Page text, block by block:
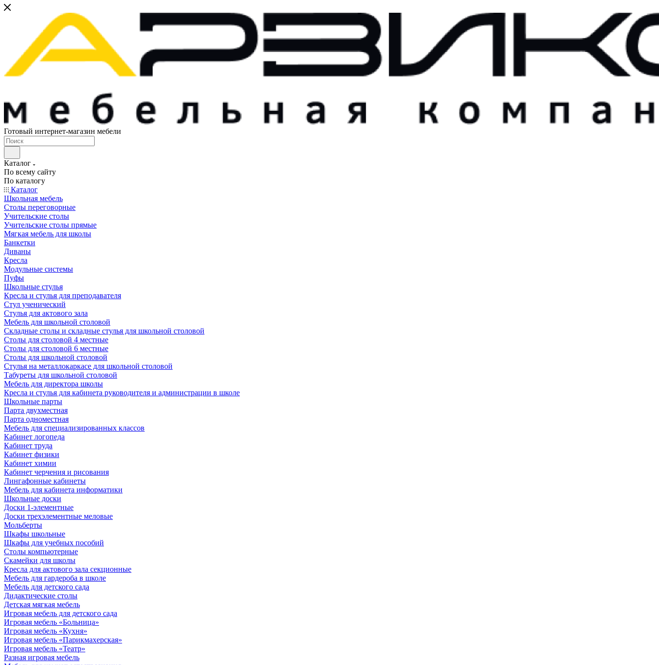
Готовый интернет-магазин мебели
Каталог
По всему сайту
По каталогу
Каталог
Школьная мебель
Столы переговорные
Учительские столы
Учительские столы прямые
Мягкая мебель для школы
Банкетки
Диваны
Кресла
Модульные системы
Пуфы
Школьные стулья
Кресла и стулья для преподавателя
Стул ученический
Стулья для актового зала
Мебель для школьной столовой
Складные столы и складные стулья для школьной столовой
Столы для столовой 4 местные
Столы для столовой 6 местные
Столы для школьной столовой
Стулья на металлокаркасе для школьной столовой
Табуреты для школьной столовой
Мебель для директора школы
Кресла и стулья для кабинета руководителя и администрации в школе
Школьные парты
Парта двухместная
Парта одноместная
Мебель для специализированных классов
Кабинет логопеда
Кабинет труда
Кабинет физики
Кабинет химии
Кабинет черчения и рисования
Лингафонные кабинеты
Мебель для кабинета информатики
Школьные доски
Доски 1-элементные
Доски трехэлементные меловые
Мольберты
Шкафы школьные
Шкафы для учебных пособий
Столы компьютерные
Скамейки для школы
Кресла для актового зала секционные
Мебель для гардероба в школе
Мебель для детского сада
Дидактические столы
Детская мягкая мебель
Игровая мебель для детского сада
Игровая мебель «Больница»
Игровая мебель «Кухня»
Игровая мебель «Парикмахерская»
Игровая мебель «Театр»
Разная игровая мебель